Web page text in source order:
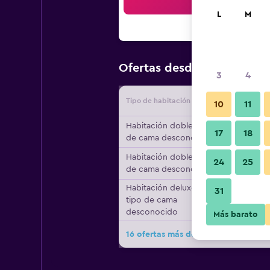
Ofertas desde Oferta
Tipo de habitación
Habitación doble, tipo
de cama desconocido
Habitación doble, tipo
de cama desconocido
Habitación deluxe,
tipo de cama
desconocido
16 ofertas más de Hotel Comfort
L M
3 4
10 11
17 18
24 25
31
Más barato